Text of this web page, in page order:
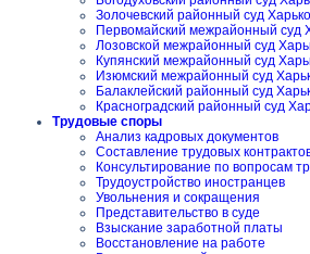
Золочевский районный суд
Первомайский межрайонный суд
Лозовской межрайонный суд
Купянский межрайонный суд
Изюмский межрайонный суд
Балаклейский районный суд
Красноградский районный суд
Трудовые споры
Анализ кадровых документов
Составление трудовых
Консультирование по вопросам
Трудоустройство иностранцев
Увольнения и сокращения
Представительство в суде
Взыскание заработной платы
Восстановление на работе